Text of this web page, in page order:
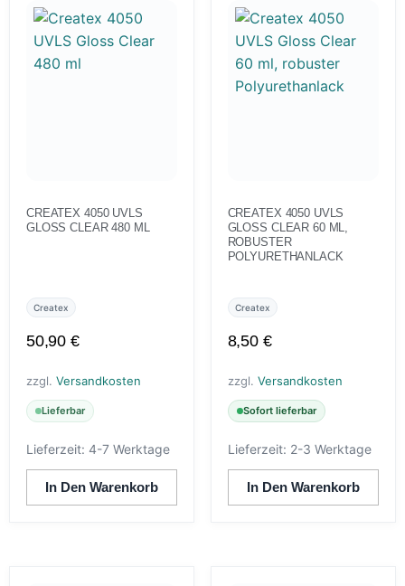
CREATEX 4050 UVLS
GLOSS CLEAR 480 ML
Createx
50,90 €
zzgl. Versandkosten
Lieferbar
Lieferzeit: 4-7 Werktage
In Den Warenkorb
CREATEX 4050 UVLS
GLOSS CLEAR 60 ML,
ROBUSTER
POLYURETHANLACK
Createx
8,50 €
zzgl. Versandkosten
Sofort lieferbar
Lieferzeit: 2-3 Werktage
In Den Warenkorb